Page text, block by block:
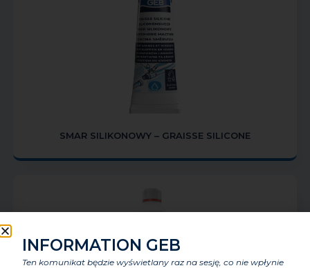
SMAR SILIKONOWY – GRAISSE SILICONE
INFORMATION GEB
Ten komunikat będzie wyświetlany raz na sesję, co nie wpłynie